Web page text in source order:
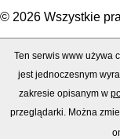
© 2026 Wszystkie
Ten serwis www używa
jest jednoczesnym
zakresie opisanym w
przeglądarki. Można